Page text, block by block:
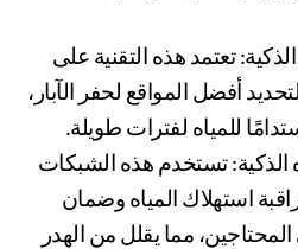
الحفر العميق للآبار الذكية: تعتمد هذه التقنية على
الذكاء الاصطناعي لتحديد أفضل المواقع لحفر الآبار،
للمياه لفترات طويلة.
شبكات توزيع المياه الذكية: تستخدم هذه الشبكات
أجهزة استشعار لمراقبة استهلاك المياه وضمان
توزيعها بكفاءة على المحتاجين، مما يقلل من الهدر